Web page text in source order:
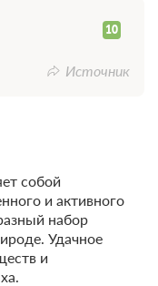
10
Источник
собой
и активного
набор
Удачное
и